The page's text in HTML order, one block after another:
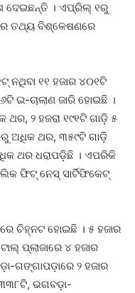
ଦେଇଛନ୍ତି । ଏପ୍ରିଲ୍ ୧ରୁ
ତଥ୍ୟ ବିଶ୍ଳେଷଣରେ
ନଥିବା ୧୧ ହଜାର ୪୦୧ଟି
ଇ-ଚାଲାଣ ଜାରି ହୋଇଛି ।
୨ ହଜରା ୧୯୧ଟି ଗାଡ଼ି ୫
ଅଧିକ ଥର, ୩୫୯ଟି ଗାଡ଼ି
ଥର ଧରାପଡ଼ିଛି । ଏପରିକି
ଫିଟ୍ ନେସ୍ ସାର୍ଟିଫିକେଟ୍
ଚିହ୍ନଟ ହୋଇଛି । ୫ ହଜାର
ପ୍ଲାଜାରେ ୪ ହଜାର
ଗଙ୍ଗାପଡ଼ାରେ ୨ ହଜାର
ଭଗବଡ଼ା-